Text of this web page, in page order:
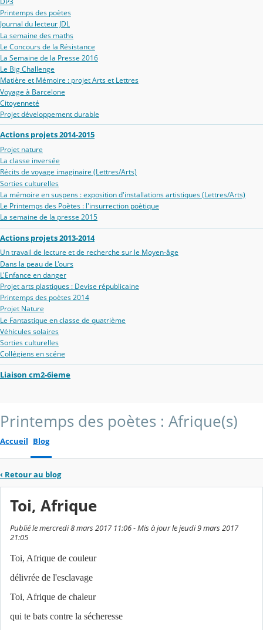
Printemps des poètes
Journal du lecteur JDL
La semaine des maths
Le Concours de la Résistance
La Semaine de la Presse 2016
Le Big Challenge
Matière et Mémoire : projet Arts et Lettres
Voyage à Barcelone
Citoyenneté
Projet développement durable
Actions projets 2014-2015
Projet nature
La classe inversée
Récits de voyage imaginaire (Lettres/Arts)
Sorties culturelles
La mémoire en suspens : exposition d'installations artistiques (Lettres/Arts)
Le Printemps des Poètes : l'insurrection poètique
La semaine de la presse 2015
Actions projets 2013-2014
Un travail de lecture et de recherche sur le Moyen-âge
Dans la peau de L'ours
L'Enfance en danger
Projet arts plastiques : Devise républicaine
Printemps des poètes 2014
Projet Nature
Le Fantastique en classe de quatrième
Véhicules solaires
Sorties culturelles
Collégiens en scéne
Liaison cm2-6ieme
Printemps des poètes : Afrique(s)
Accueil Blog
‹ Retour au blog
Toi, Afrique
Publié le mercredi 8 mars 2017 11:06 - Mis à jour le jeudi 9 mars 2017
21:05
Toi, Afrique de couleur
délivrée de l'esclavage
Toi, Afrique de chaleur
qui te bats contre la sécheresse